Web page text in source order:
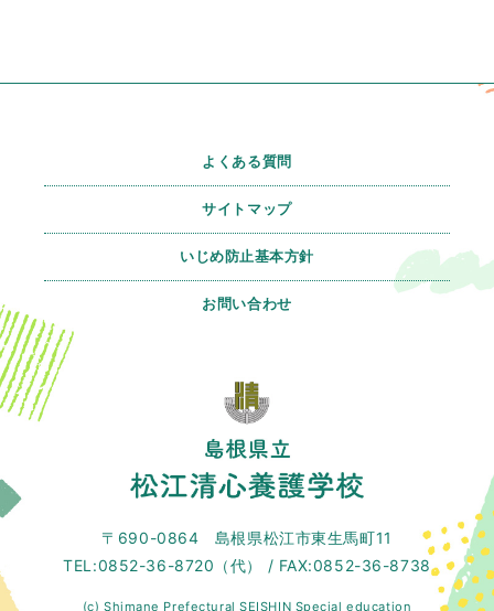
よくある質問
サイトマップ
いじめ防止基本方針
お問い合わせ
〒690-0864 島根県松江市東生馬町11
TEL:0852-36-8720（代） / FAX:0852-36-8738
(c) Shimane Prefectural SEISHIN Special education